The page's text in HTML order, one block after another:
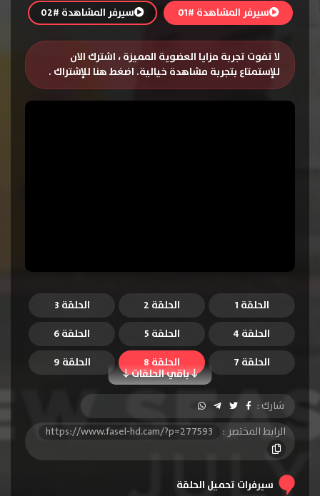
سيرفر المشاهدة #01 سيرفر المشاهدة #02
لا تفوت تجربة مزايا العضوية المميزة ، اشترك الان
للإستمتاع بتجربة مشاهدة خيالية. اضغط هنا للإشتراك .
الحلقة 1 الحلقة 2
الحلقة 3
الحلقة 4
الحلقة 5 الحلقة 6
باقي الحلقات
الحلقة 7 الحلقة 8
الحلقة 9
الحلقة 10
الحلقة 11
الحلقة 12
الحلقة 13
الحلقة 14
الحلقة 15
شارك :
الرابط المختصر :
https://www.fasel-hd.cam/?p=277593
سيرفرات تحميل الحلقة